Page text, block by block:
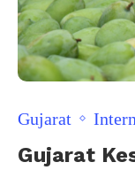
Gujarat
Gujarat